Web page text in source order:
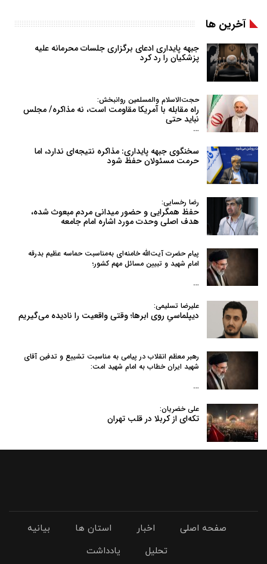
آخرین ها
جبهه پایداری ادعای برگزاری جلسات محرمانه علیه
پزشکیان را رد کرد
حجت‌الاسلام والمسلمین روانبخش:
راه مقابله با آمریکا مقاومت است، نه مذاکره/ مجلس
نباید حتی
…
سخنگوی جبهه پایداری: مذاکره نتیجه‌ای ندارد، اما
حرمت مسئولان حفظ شود
رضا رخسایی:
حفظ همگرایی و حضور میدانی مردم مبعوث شده،
هدف اصلی وحدت مورد اشاره امام جامعه
پیام حضرت آیت‌الله خامنه‌ای به‌مناسبت حماسه عظیم بدرقه
امام شهید و تبیین مسائل مهم کشور؛
…
علیرضا تسلیمی:
دیپلماسیِ روی ابرها؛ وقتی واقعیت را نادیده می‌گیریم
رهبر معظم انقلاب در پیامی به‌ مناسبت تشییع و تدفین آقای
شهید ایران خطاب به امام شهید امت:
…
علی خضریان:
تکه‌ای از کربلا در قلب تهران
صفحه اصلی اخبار استان ها
بیانیه
تحلیل
یادداشت